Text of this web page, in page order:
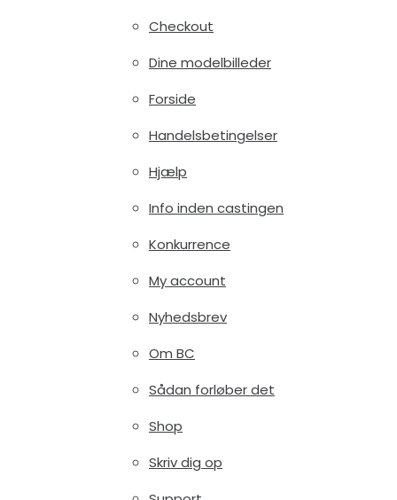
Checkout
Dine modelbilleder
Forside
Handelsbetingelser
Hjælp
Info inden castingen
Konkurrence
My account
Nyhedsbrev
Om BC
Sådan forløber det
Shop
Skriv dig op